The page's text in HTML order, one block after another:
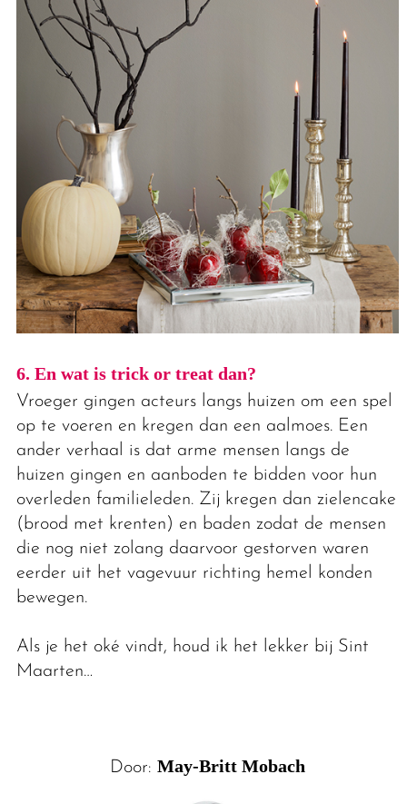
6. En wat is trick or treat dan?
Vroeger gingen acteurs langs huizen om een spel
op te voeren en kregen dan een aalmoes. Een
ander verhaal is dat arme mensen langs de
huizen gingen en aanboden te bidden voor hun
overleden familieleden. Zij kregen dan zielencake
(brood met krenten) en baden zodat de mensen
die nog niet zolang daarvoor gestorven waren
eerder uit het vagevuur richting hemel konden
bewegen.
Als je het oké vindt, houd ik het lekker bij Sint
Maarten…
Door: May-Britt Mobach